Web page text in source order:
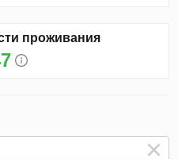
проживания